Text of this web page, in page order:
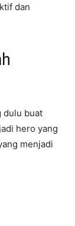
dan
dulu buat
hero yang
menjadi